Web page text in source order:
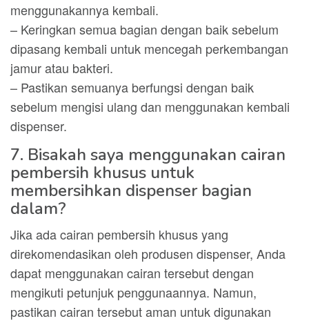
menggunakannya kembali.
– Keringkan semua bagian dengan baik sebelum
dipasang kembali untuk mencegah perkembangan
jamur atau bakteri.
– Pastikan semuanya berfungsi dengan baik
sebelum mengisi ulang dan menggunakan kembali
dispenser.
7. Bisakah saya menggunakan cairan
pembersih khusus untuk
membersihkan dispenser bagian
dalam?
Jika ada cairan pembersih khusus yang
direkomendasikan oleh produsen dispenser, Anda
dapat menggunakan cairan tersebut dengan
mengikuti petunjuk penggunaannya. Namun,
pastikan cairan tersebut aman untuk digunakan